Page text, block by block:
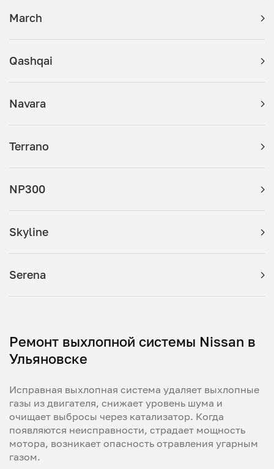
March
Qashqai
Navara
Terrano
NP300
Skyline
Serena
Ремонт выхлопной системы Nissan в
Ульяновске
Исправная выхлопная система удаляет выхлопные
газы из двигателя, снижает уровень шума и
очищает выбросы через катализатор. Когда
появляются неисправности, страдает мощность
мотора, возникает опасность отравления угарным
газом.